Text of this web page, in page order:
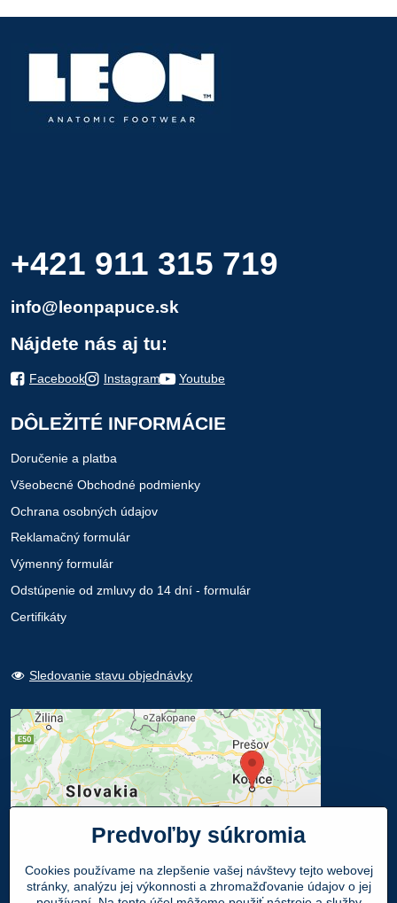
+421 911 315 719
info@leonpapuce.sk
Nájdete nás aj tu:
Facebook Instagram Youtube
DÔLEŽITÉ INFORMÁCIE
Doručenie a platba
Všeobecné Obchodné podmienky
Ochrana osobných údajov
Reklamačný formulár
Výmenný formulár
Odstúpenie od zmluvy do 14 dní - formulár
Certifikáty
Sledovanie stavu objednávky
Predvoľby súkromia
Cookies používame na zlepšenie vašej návštevy tejto webovej
stránky, analýzu jej výkonnosti a zhromažďovanie údajov o jej